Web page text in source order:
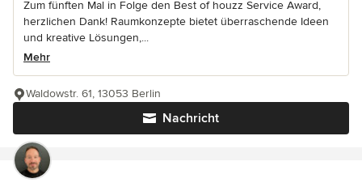
Zum fünften Mal in Folge den Best of houzz Service Award,
herzlichen Dank! Raumkonzepte bietet überraschende Ideen
und kreative Lösungen,...
Mehr
Nachricht
Waldowstr. 61, 13053 Berlin